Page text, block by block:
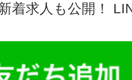
着求人も公開！